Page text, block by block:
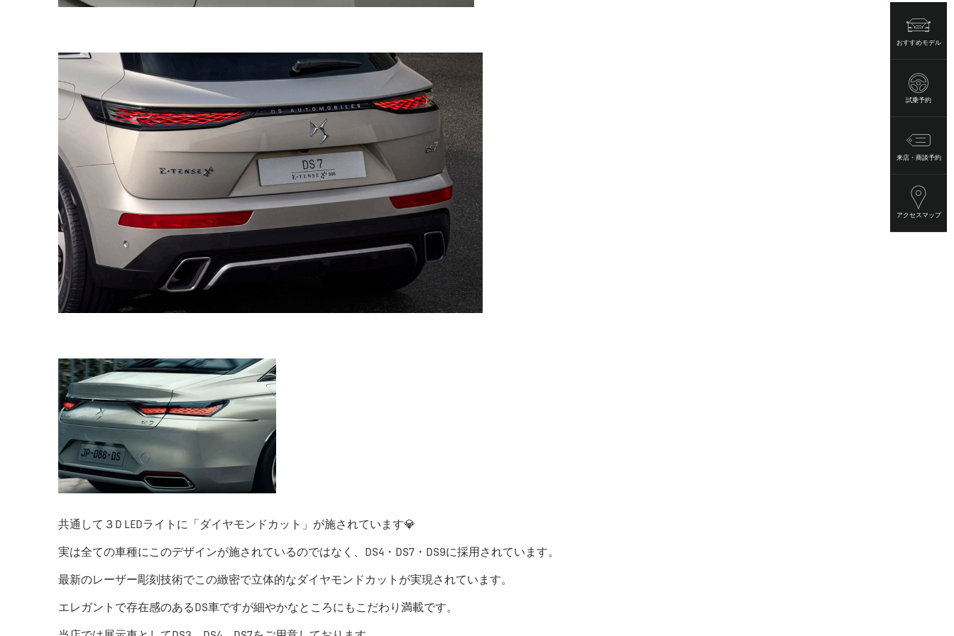
おすすめモデル
試乗予約
来店・商談予約
アクセスマップ
共通して３D LEDライトに「ダイヤモンドカット」が施されています💎
実は全ての車種にこのデザインが施されているのではなく、DS4・DS7・DS9に採用されています。
最新のレーザー彫刻技術でこの緻密で立体的なダイヤモンドカットが実現されています。
エレガントで存在感のあるDS車ですが細やかなところにもこだわり満載です。